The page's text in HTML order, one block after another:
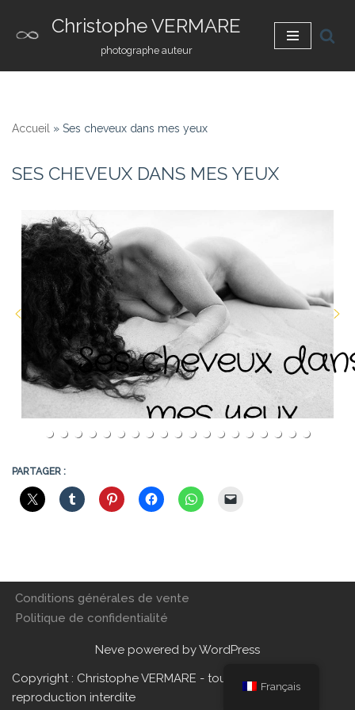
Aller
Christophe VERMARE
photographe auteur
Accueil » Ses cheveux dans mes yeux
SES CHEVEUX DANS MES YEUX
Ses cheveux
mes yeux
PARTAGER :
Conditions générales de vente
Politique de confidentialité
Neve powered byWordPress
Copyright : Christophe VERMARE - tous droits réservés,
reproduction interdite
Français